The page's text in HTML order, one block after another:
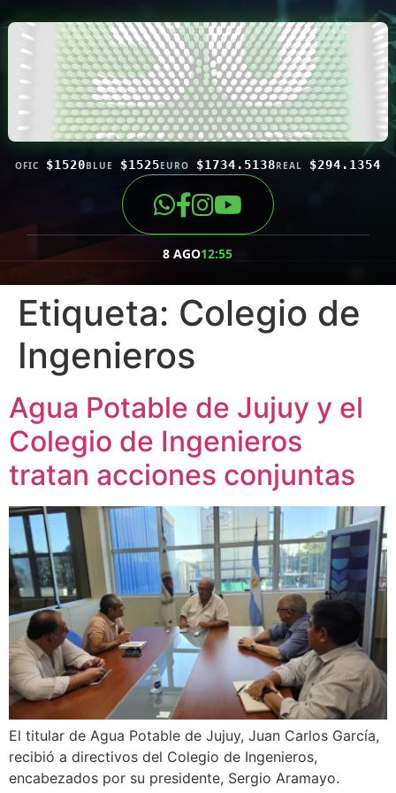
OFIC $1520BLUE $1525EURO $1734.5138REAL $294.1354
8 AGO12:55
Etiqueta: Colegio de
Ingenieros
Agua Potable de Jujuy y el
Colegio de Ingenieros
tratan acciones conjuntas
El titular de Agua Potable de Jujuy, Juan Carlos García,
recibió a directivos del Colegio de Ingenieros,
encabezados por su presidente, Sergio Aramayo.